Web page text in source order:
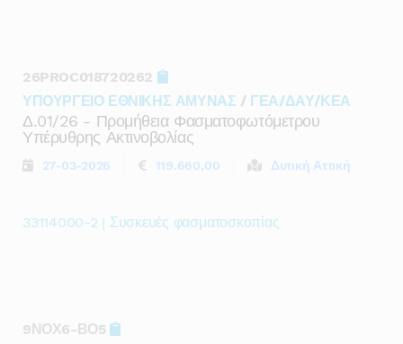
26PROC018720262
ΥΠΟΥΡΓΕΙΟ ΕΘΝΙΚΗΣ ΑΜΥΝΑΣ / ΓΕΑ/ΔΑΥ/ΚΕΑ
Δ.01/26 - Προμήθεια Φασματοφωτόμετρου
Υπέρυθρης Ακτινοβολίας
27-03-2026 119.660,00 Δυτική Αττική
33114000-2 | Συσκευές φασματοσκοπίας
9ΝΟΧ6-ΒΟ5